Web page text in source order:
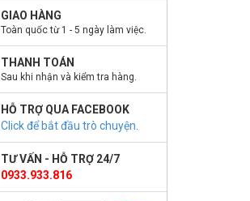
GIAO HÀNG
Toàn quốc từ 1 - 5 ngày làm việc.
THANH TOÁN
Sau khi nhận và kiểm tra hàng.
HỖ TRỢ QUA FACEBOOK
Click để bắt đầu trò chuyện.
TƯ VẤN - HỖ TRỢ 24/7
0933.933.816